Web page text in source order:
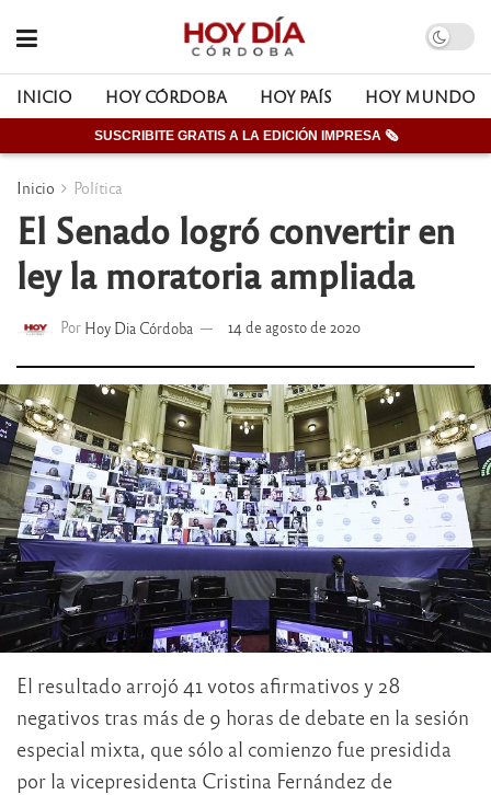
INICIO HOY CÓRDOBA HOY PAÍS HOY MUNDO
SUSCRIBITE GRATIS A LA EDICIÓN IMPRESA 🗞
Inicio Política
El Senado logró convertir en
ley la moratoria ampliada
Por Hoy Dia Córdoba 14 de agosto de 2020
El resultado arrojó 41 votos afirmativos y 28
negativos tras más de 9 horas de debate en la sesión
especial mixta, que sólo al comienzo fue presidida
por la vicepresidenta Cristina Fernández de